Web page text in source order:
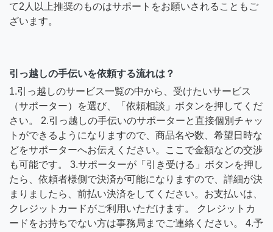
て2人以上推奨のものはサポートをお願いされることもご
ざいます。
引っ越しの手伝いを依頼する流れは？
1.引っ越しのサービス一覧の中から、受けたいサービス
（サポーター）を選び、「依頼相談」ボタンを押してくだ
さい。 2.引っ越しの手伝いのサポーターと直接個別チャッ
トができるようになりますので、商品名や数、希望日時な
どをサポーターへお伝えください。ここで金額などの交渉
も可能です。 3.サポーターが「引き受ける」ボタンを押し
たら、依頼者様側で決済が可能になりますので、詳細が決
まりましたら、前払い決済をしてください。お支払いは、
クレジットカードがご利用いただけます。 クレジットカ
ードをお持ちでない方は事務局までご連絡ください。 4.予